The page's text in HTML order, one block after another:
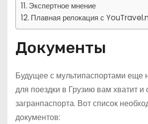
Экспертное мнение
Плавная релокация с
Документы
Будущее с мультипаспортами еще
для поездки в Грузию вам хватит и
загранпаспорта. Вот список
документов: